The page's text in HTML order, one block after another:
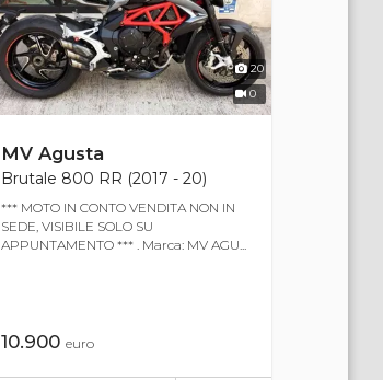
20
0
MV Agusta
Brutale 800 RR (2017 - 20)
*** MOTO IN CONTO VENDITA NON IN
SEDE, VISIBILE SOLO SU
APPUNTAMENTO *** . Marca: MV AGU...
10.900euro